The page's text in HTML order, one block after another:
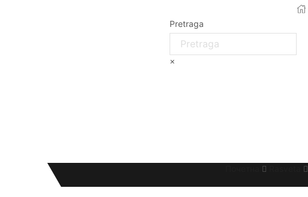
Pretraga
×